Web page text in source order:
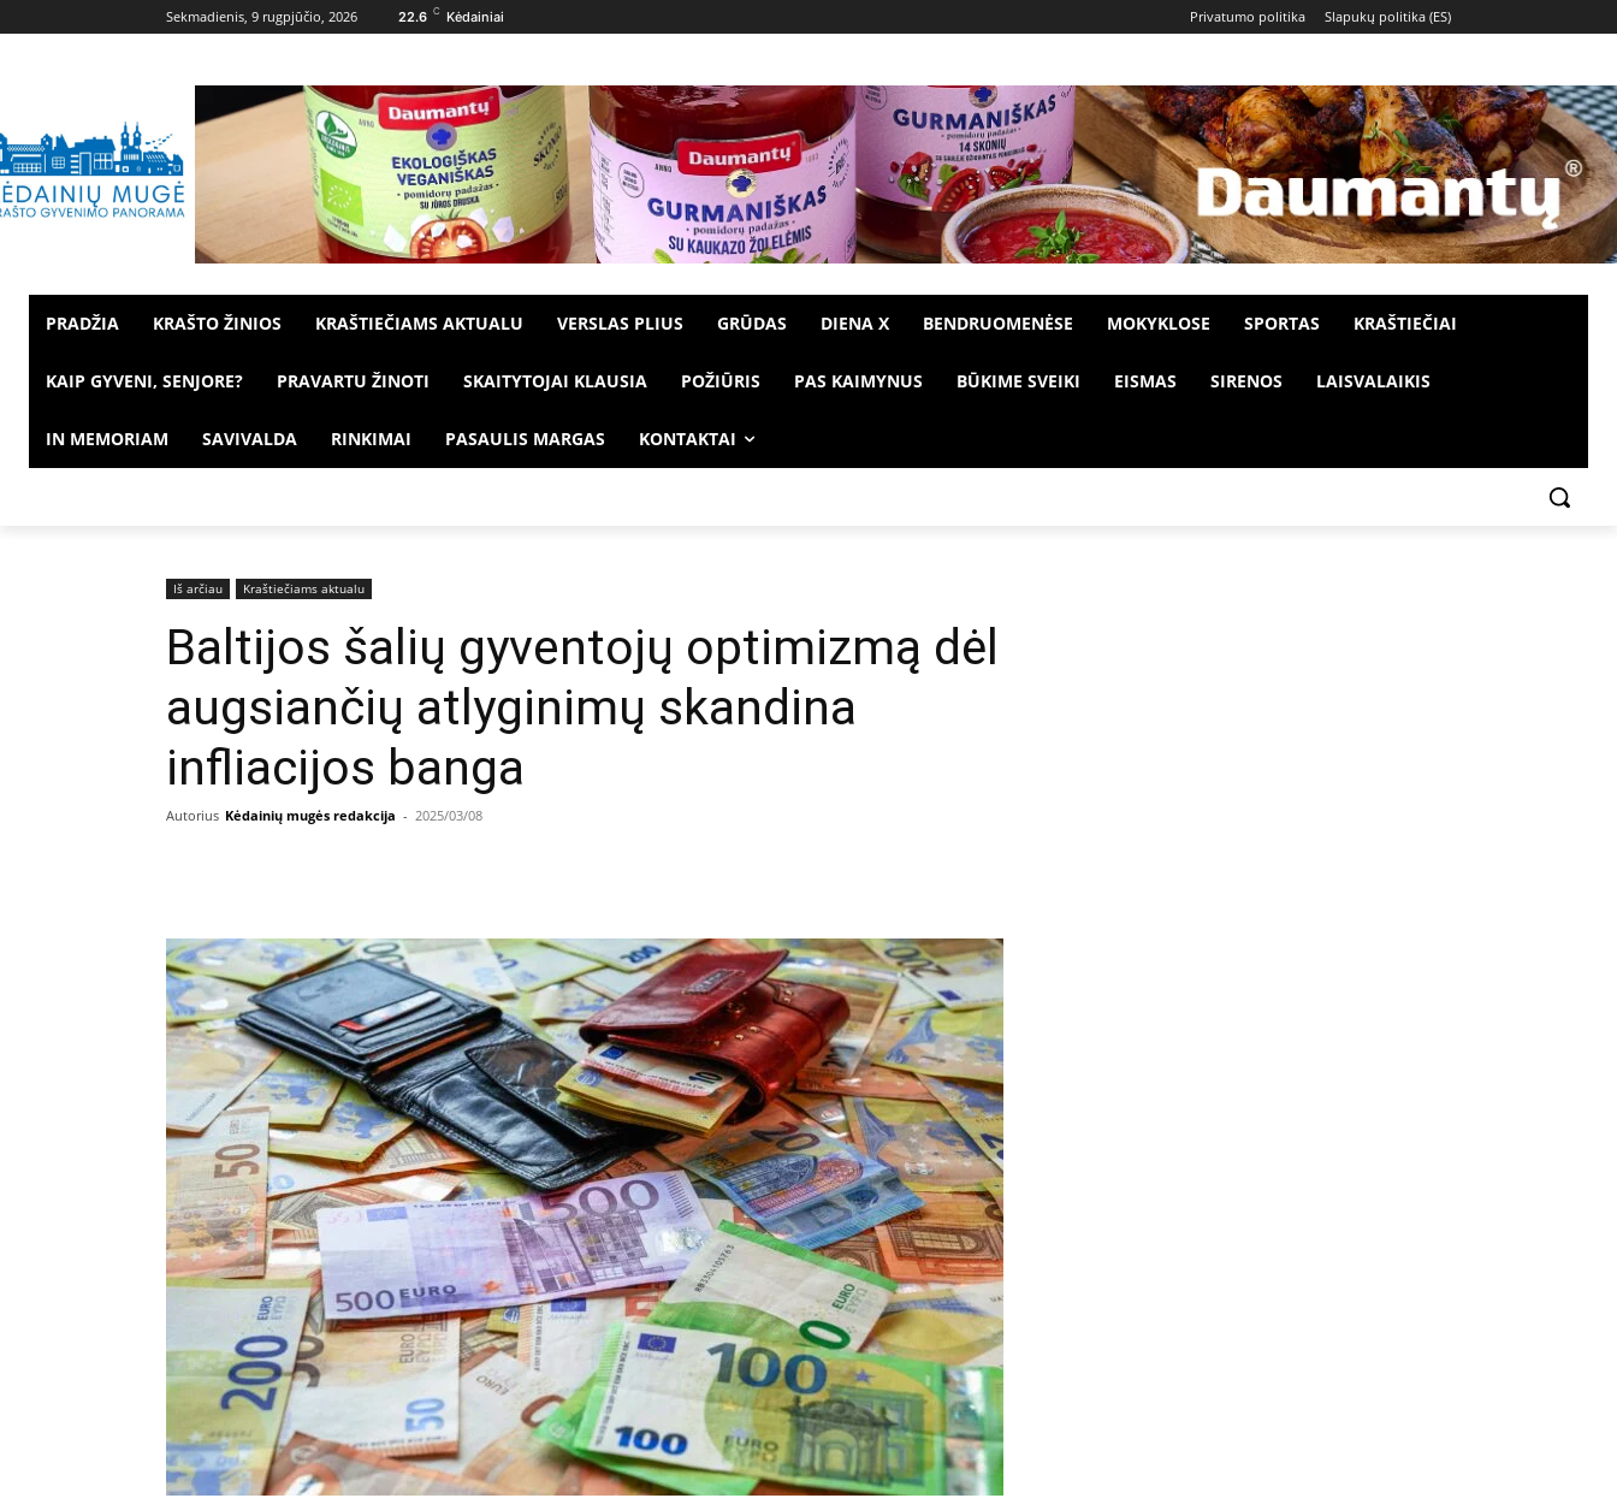
Sekmadienis, 9 rugpjūčio, 2026 22.6 C Kėdainiai Privatumo politika Slapukų politika (ES)
PRADŽIA KRAŠTO ŽINIOS KRAŠTIEČIAMS AKTUALU VERSLAS PLIUS GRŪDAS DIENA X BENDRUOMENĖSE MOKYKLOSE SPORTAS KRAŠTIEČIAI
KAIP GYVENI, SENJORE? PRAVARTU ŽINOTI SKAITYTOJAI KLAUSIA POŽIŪRIS PAS KAIMYNUS BŪKIME SVEIKI EISMAS SIRENOS LAISVALAIKIS
IN MEMORIAM SAVIVALDA RINKIMAI PASAULIS MARGAS KONTAKTAI
Iš arčiau Kraštiečiams aktualu
Baltijos šalių gyventojų optimizmą dėl
augsiančių atlyginimų skandina
infliacijos banga
Autorius Kėdainių mugės redakcija - 2025/03/08